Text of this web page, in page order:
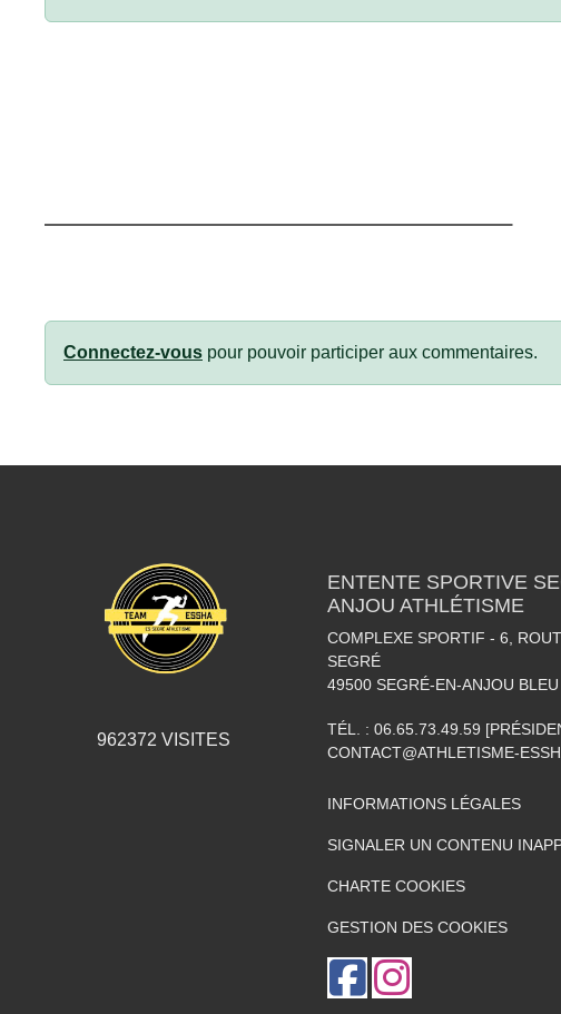
Connectez-vous pour pouvoir participer aux commentaires.
962372 VISITES
ENTENTE SPORTIVE
ANJOU ATHLÉTISME
COMPLEXE SPORTIF - 6,
SEGRÉ
49500 SEGRÉ-EN-ANJOU BLEU
TÉL. : 06.65.73.49.59
CONTACT@ATHLETISME-
INFORMATIONS LÉGALES
SIGNALER UN CONTENU
CHARTE COOKIES
GESTION DES COOKIES